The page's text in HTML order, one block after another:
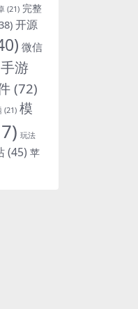
(21) 完整
开源
微信
手游
(72)
(21) 模
玩法
(45) 苹